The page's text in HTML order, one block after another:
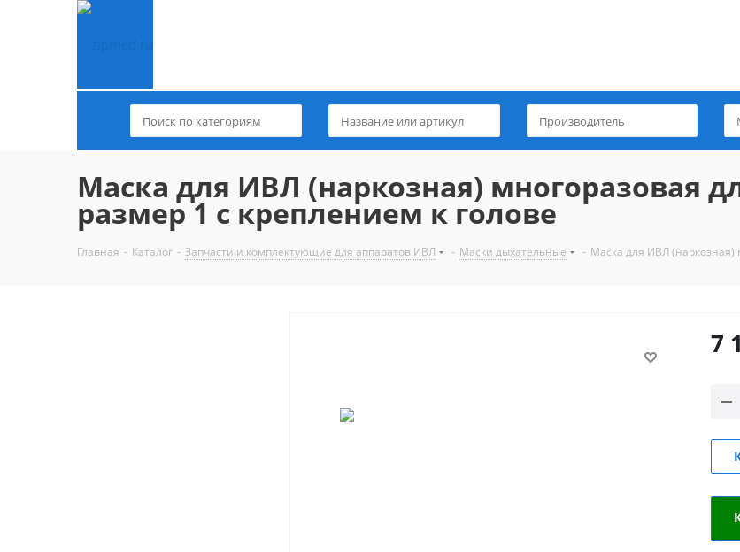
Маска для ИВЛ (наркозная) многоразовая
размер 1 с креплением к голове
Главная - Каталог - Запчасти и комплектующие для аппаратов ИВЛ - Маски дыхательные - Маска для ИВЛ (наркозная)
7